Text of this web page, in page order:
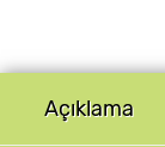
Açıklama